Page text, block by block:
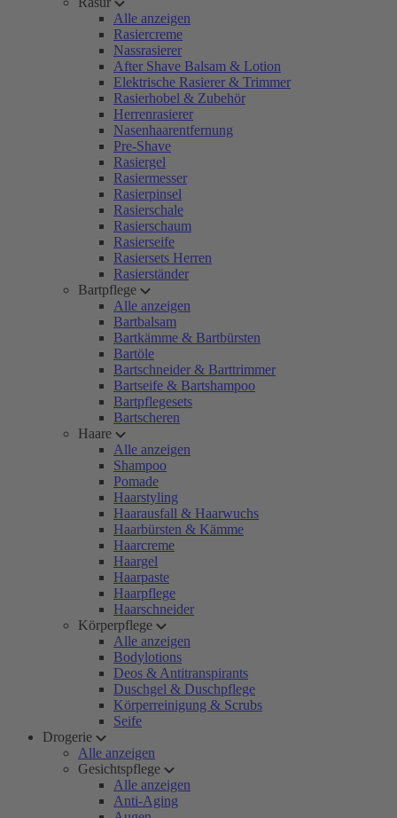
Alle anzeigen
Rasiercreme
Nassrasierer
After Shave Balsam & Lotion
Elektrische Rasierer & Trimmer
Rasierhobel & Zubehör
Herrenrasierer
Nasenhaarentfernung
Pre-Shave
Rasiergel
Rasiermesser
Rasierpinsel
Rasierschale
Rasierschaum
Rasierseife
Rasiersets Herren
Rasierständer
Bartpflege
Alle anzeigen
Bartbalsam
Bartkämme & Bartbürsten
Bartöle
Bartschneider & Barttrimmer
Bartseife & Bartshampoo
Bartpflegesets
Bartscheren
Haare
Alle anzeigen
Shampoo
Pomade
Haarstyling
Haarausfall & Haarwuchs
Haarbürsten & Kämme
Haarcreme
Haargel
Haarpaste
Haarpflege
Haarschneider
Körperpflege
Alle anzeigen
Bodylotions
Deos & Antitranspirants
Duschgel & Duschpflege
Körperreinigung & Scrubs
Seife
Drogerie
Alle anzeigen
Gesichtspflege
Alle anzeigen
Anti-Aging